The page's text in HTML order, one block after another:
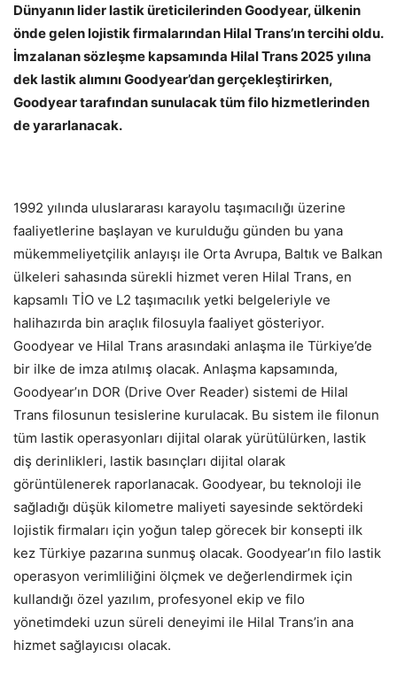
Dünyanın lider lastik üreticilerinden Goodyear, ülkenin
önde gelen lojistik firmalarından Hilal Trans’ın tercihi oldu.
İmzalanan sözleşme kapsamında Hilal Trans 2025 yılına
dek lastik alımını Goodyear’dan gerçekleştirirken,
Goodyear tarafından sunulacak tüm filo hizmetlerinden
de yararlanacak.
1992 yılında uluslararası karayolu taşımacılığı üzerine
faaliyetlerine başlayan ve kurulduğu günden bu yana
mükemmeliyetçilik anlayışı ile Orta Avrupa, Baltık ve Balkan
ülkeleri sahasında sürekli hizmet veren Hilal Trans, en
kapsamlı TİO ve L2 taşımacılık yetki belgeleriyle ve
halihazırda bin araçlık filosuyla faaliyet gösteriyor.
Goodyear ve Hilal Trans arasındaki anlaşma ile Türkiye’de
bir ilke de imza atılmış olacak. Anlaşma kapsamında,
Goodyear’ın DOR (Drive Over Reader) sistemi de Hilal
Trans filosunun tesislerine kurulacak. Bu sistem ile filonun
tüm lastik operasyonları dijital olarak yürütülürken, lastik
diş derinlikleri, lastik basınçları dijital olarak
görüntülenerek raporlanacak. Goodyear, bu teknoloji ile
sağladığı düşük kilometre maliyeti sayesinde sektördeki
lojistik firmaları için yoğun talep görecek bir konsepti ilk
kez Türkiye pazarına sunmuş olacak. Goodyear’ın filo lastik
operasyon verimliliğini ölçmek ve değerlendirmek için
kullandığı özel yazılım, profesyonel ekip ve filo
yönetimdeki uzun süreli deneyimi ile Hilal Trans’in ana
hizmet sağlayıcısı olacak.